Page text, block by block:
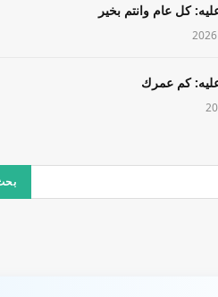
كل عام وانتم بخير
عليه: كم عمرك